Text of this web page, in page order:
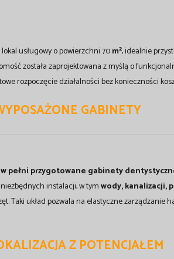
usługowy o powierzchni 70m², idealnie
została zaprojektowana z myślą o
rozpoczęcie działalności bez konieczności
GABINETY
pełni przygotowane gabinety
instalacji, w tymwody, kanalizacji,
Taki układ pozwala na elastyczne zarządzanie
Z POTENCJAŁEM